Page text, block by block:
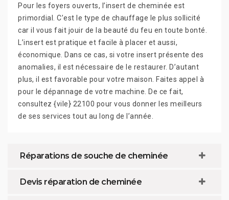
Pour les foyers ouverts, l’insert de cheminée est
primordial. C’est le type de chauffage le plus sollicité
car il vous fait jouir de la beauté du feu en toute bonté.
L’insert est pratique et facile à placer et aussi,
économique. Dans ce cas, si votre insert présente des
anomalies, il est nécessaire de le restaurer. D’autant
plus, il est favorable pour votre maison. Faites appel à
pour le dépannage de votre machine. De ce fait,
consultez {vile} 22100 pour vous donner les meilleurs
de ses services tout au long de l’année.
Réparations de souche de cheminée
Devis réparation de cheminée